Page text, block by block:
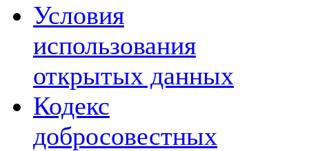
Условия
использования
открытых данных
Кодекс
добросовестных